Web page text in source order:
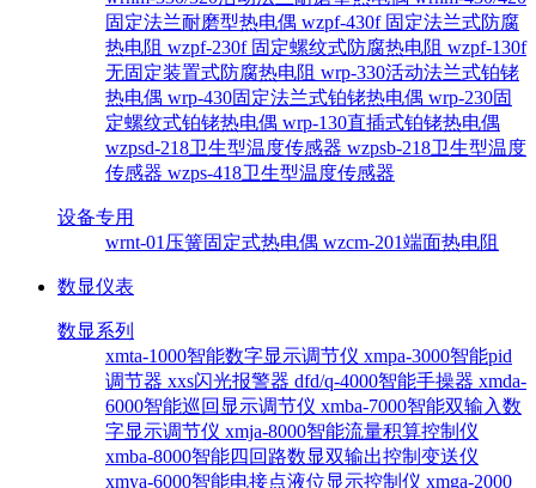
固定法兰耐磨型热电偶 wzpf-430f 固定法兰式防腐
热电阻 wzpf-230f 固定螺纹式防腐热电阻 wzpf-130f
无固定装置式防腐热电阻 wrp-330活动法兰式铂铑
热电偶 wrp-430固定法兰式铂铑热电偶 wrp-230固
定螺纹式铂铑热电偶 wrp-130直插式铂铑热电偶
wzpsd-218卫生型温度传感器 wzpsb-218卫生型温度
传感器 wzps-418卫生型温度传感器
设备专用
wrnt-01压簧固定式热电偶 wzcm-201端面热电阻
数显仪表
数显系列
xmta-1000智能数字显示调节仪 xmpa-3000智能pid
调节器 xxs闪光报警器 dfd/q-4000智能手操器 xmda-
6000智能巡回显示调节仪 xmba-7000智能双输入数
字显示调节仪 xmja-8000智能流量积算控制仪
xmba-8000智能四回路数显双输出控制变送仪
xmya-6000智能电接点液位显示控制仪 xmga-2000